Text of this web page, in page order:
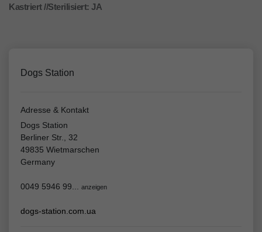
Kastriert //Sterilisiert: JA
Dogs Station
Adresse & Kontakt
Dogs Station
Berliner Str., 32
49835 Wietmarschen
Germany
0049 5946 99... anzeigen
dogs-station.com.ua